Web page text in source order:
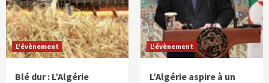
L'évènement
Blé dur : L’Algérie
L'évènement
L’Algérie aspire à un